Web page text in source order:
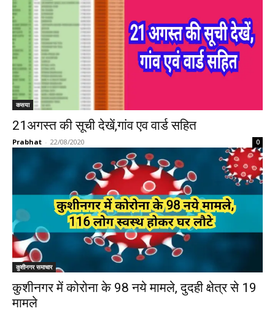
कसया
21अगस्त की सूची देखें,गांव एव वार्ड सहित
Prabhat - 22/08/2020 0
कुशीनगर समाचार
कुशीनगर में कोरोना के 98 नये मामले, दुदही क्षेत्र से 19
मामले